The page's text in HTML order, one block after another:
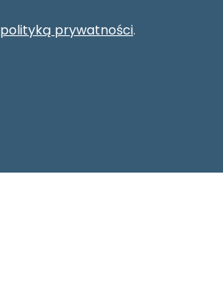
polityką prywatności.